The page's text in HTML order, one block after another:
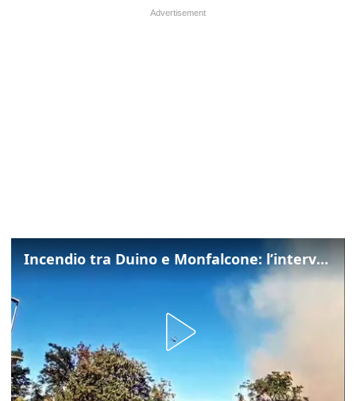
Incendio tra Duino e Monfalcone: l’intervento dei vigili del fuoco